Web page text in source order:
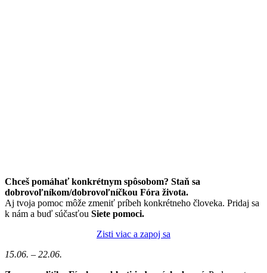
Chceš pomáhať konkrétnym spôsobom? Staň sa
dobrovoľníkom/dobrovoľníčkou Fóra života.
Aj tvoja pomoc môže zmeniť príbeh konkrétneho človeka. Pridaj sa
k nám a buď súčasťou Siete pomoci.
Zisti viac a zapoj sa
15.06. – 22.06.